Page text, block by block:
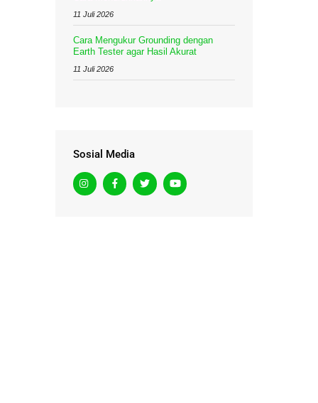
11 Juli 2026
Cara Mengukur Grounding dengan
Earth Tester agar Hasil Akurat
11 Juli 2026
Sosial Media